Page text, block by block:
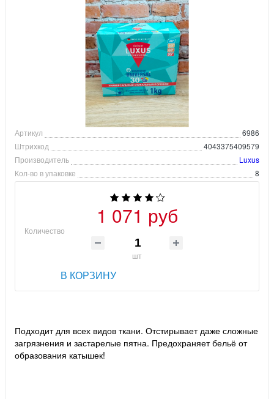
Артикул
6986
Штрихкод
4043375409579
Производитель
Luxus
Кол-во в упаковке
8
1 071 руб
Количество
шт
В КОРЗИНУ
Подходит для всех видов ткани. Отстирывает даже сложные
загрязнения и застарелые пятна. Предохраняет бельё от
образования катышек!